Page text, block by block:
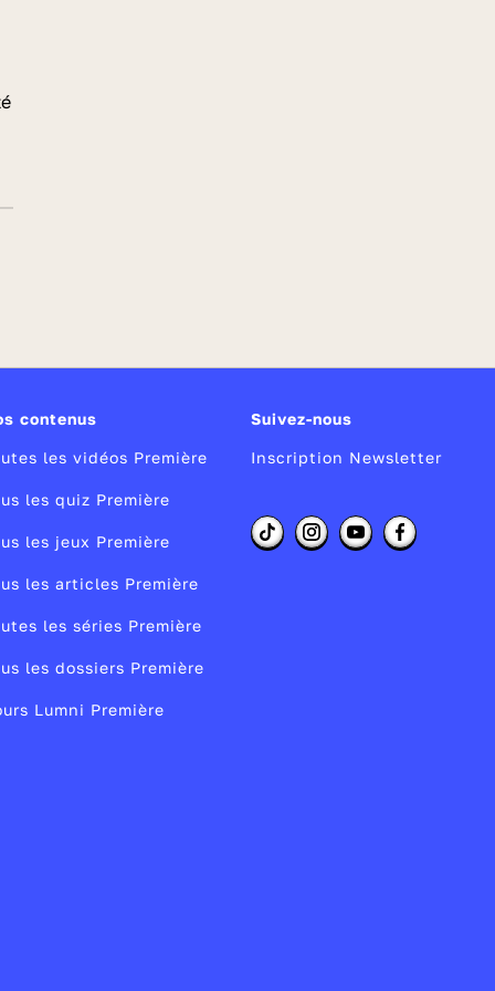
contenus
les vidéos Première
les quiz Première
les jeux Première
les articles Première
les séries Première
les dossiers Première
Lumni Première
Suivez-nous
Inscription Newsletter